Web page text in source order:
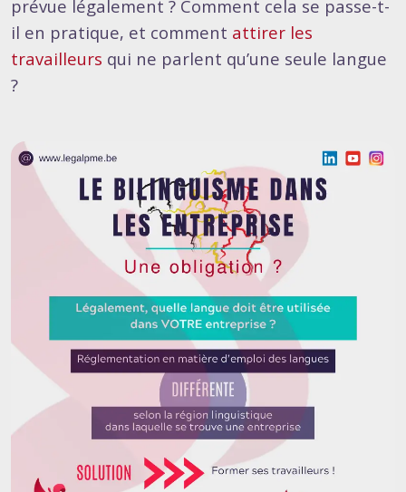
prévue légalement ? Comment cela se passe-t-
il en pratique, et comment attirer les
travailleurs qui ne parlent qu’une seule langue
?